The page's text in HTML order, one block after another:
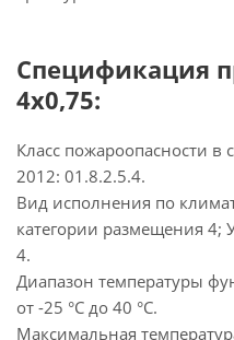
Спецификация
4х0,75:
Класс пожароопасности в
2012: 01.8.2.5.4.
Вид исполнения по
категории размещения 4;
4.
Диапазон температуры
от -25 °С до 40 °С.
Максимальная